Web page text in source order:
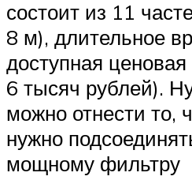
состоит из 11
8 м), длительное
доступная
6 тысяч рублей).
можно отнести то,
нужно
мощному фильтру